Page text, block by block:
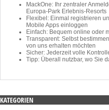
MackOne: Ihr zentraler
Europa-Park Erlebnis-Resorts
Flexibel: Einmal registrieren
Mobile Apps einloggen
Einfach: Bequem online oder
Transparent: Selbst
von uns erhalten möchten
Sicher: Jederzeit volle
Tipp: Überall nutzbar, wo Sie
KATEGORIEN